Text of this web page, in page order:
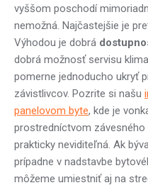
vyššom poschodí
nemožná. Najčastejšie je
Výhodou je dobrá
dobrá možnosť servisu
pomerne jednoducho ukryť
závistlivcov. Pozrite si našu
panelovom byte, kde je
prostredníctvom
prakticky neviditeľná. Ak
prípadne v nadstavbe
môžeme umiestniť aj na